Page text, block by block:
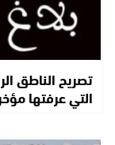
تصريح الناطق
التي عرفتها